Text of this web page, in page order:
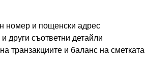
номер и пощенски адрес
други съответни детайли
транзакциите и баланс на сметката